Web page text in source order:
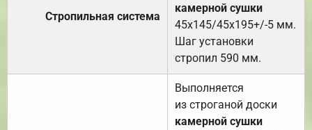
Стропильная система
камерной сушки
45х145/45х195+/-5 мм.
Шаг установки
стропил 590 мм.
Выполняется
из строганой доски
камерной сушки